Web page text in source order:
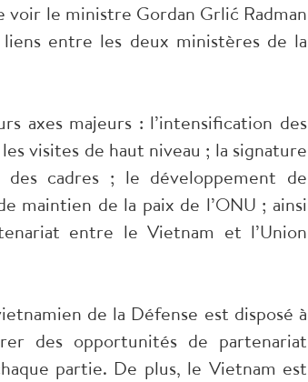
voir le ministre Gordan Grlić Radman
entre les deux ministères de la
axes majeurs : l’intensification des
visites de haut niveau ; la signature
cadres ; le développement de
maintien de la paix de l’ONU ; ainsi
entre le Vietnam et l’Union
de la Défense est disposé à
des opportunités de partenariat
partie. De plus, le Vietnam est